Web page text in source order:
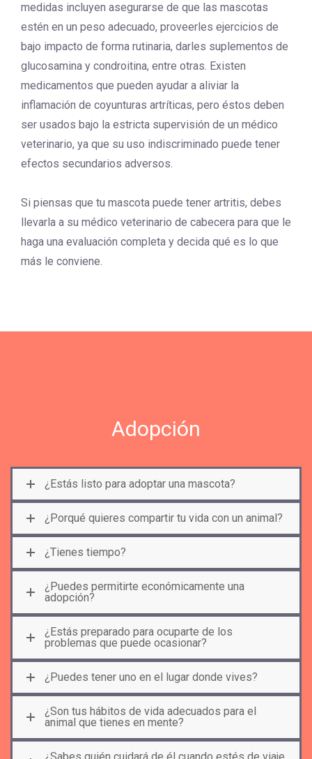
medidas incluyen asegurarse de que las mascotas
estén en un peso adecuado, proveerles ejercicios de
bajo impacto de forma rutinaria, darles suplementos de
glucosamina y condroitina, entre otras. Existen
medicamentos que pueden ayudar a aliviar la
inflamación de coyunturas artríticas, pero éstos deben
ser usados bajo la estricta supervisión de un médico
veterinario, ya que su uso indiscriminado puede tener
efectos secundarios adversos.
Si piensas que tu mascota puede tener artritis, debes
llevarla a su médico veterinario de cabecera para que le
haga una evaluación completa y decida qué es lo que
más le conviene.
Adopción
¿Estás listo para adoptar una mascota?
¿Porqué quieres compartir tu vida con un animal?
¿Tienes tiempo?
¿Puedes permitirte económicamente una
adopción?
¿Estás preparado para ocuparte de los
problemas que puede ocasionar?
¿Puedes tener uno en el lugar donde vives?
¿Son tus hábitos de vida adecuados para el
animal que tienes en mente?